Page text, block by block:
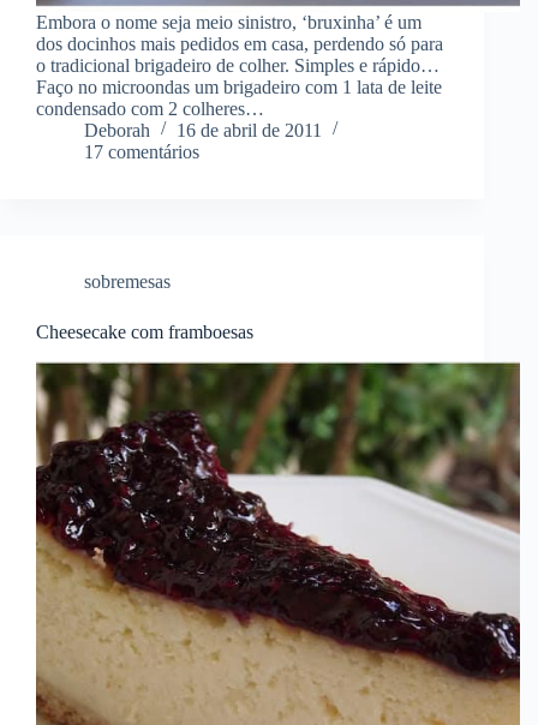
Embora o nome seja meio sinistro, ‘bruxinha’ é um
dos docinhos mais pedidos em casa, perdendo só para
o tradicional brigadeiro de colher. Simples e rápido…
Faço no microondas um brigadeiro com 1 lata de leite
condensado com 2 colheres…
Deborah
16 de abril de 2011
17 comentários
sobremesas
Cheesecake com framboesas